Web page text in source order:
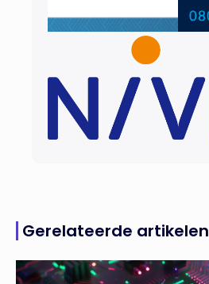
Gerelateerde artikelen